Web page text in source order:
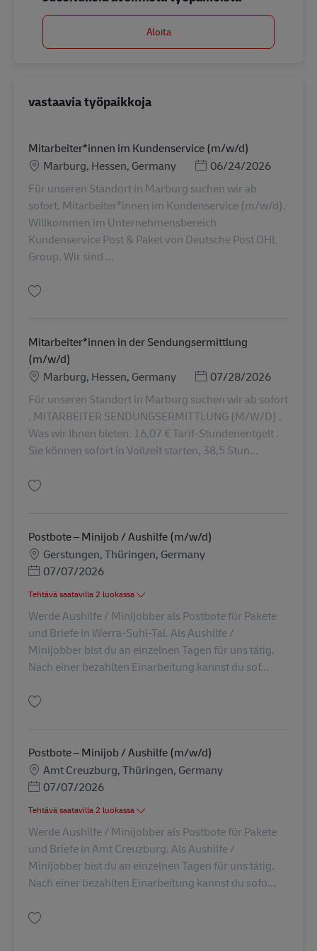
Aloita
vastaavia työpaikkoja
Mitarbeiter*innen im Kundenservice (m/w/d)
SijaintiMarburg, Hessen, Germany Posted Date
06/24/2026
Für unseren Standort in Marburg suchen wir ab
sofort. Mitarbeiter*innen im Kundenservice (m/w/d).
Willkommen im Unternehmensbereich
Kundenservice Post & Paket von Deutsche Post DHL
Group. Wir sind ...
Mitarbeiter*innen in der Sendungsermittlung
(m/w/d)
SijaintiMarburg, Hessen, Germany Posted Date
07/28/2026
Für unseren Standort in Marburg suchen wir ab sofort
. MITARBEITER SENDUNGSERMITTLUNG (M/W/D) .
Was wir Ihnen bieten. 16,07 € Tarif-Stundenentgelt .
Sie können sofort in Vollzeit starten, 38,5 Stun...
Postbote – Minijob / Aushilfe (m/w/d)
SijaintiGerstungen, Thüringen, Germany
Posted Date
07/07/2026
Tehtävä saatavilla 2 luokassa
Werde Aushilfe / Minijobber als Postbote für Pakete
und Briefe in Werra-Suhl-Tal. Als Aushilfe /
Minijobber bist du an einzelnen Tagen für uns tätig.
Nach einer bezahlten Einarbeitung kannst du sof...
Postbote – Minijob / Aushilfe (m/w/d)
Sijainti
Amt Creuzburg, Thüringen, Germany
Posted Date
07/07/2026
Tehtävä saatavilla 2 luokassa
Werde Aushilfe / Minijobber als Postbote für Pakete
und Briefe in Amt Creuzburg. Als Aushilfe /
Minijobber bist du an einzelnen Tagen für uns tätig.
Nach einer bezahlten Einarbeitung kannst du sofo...